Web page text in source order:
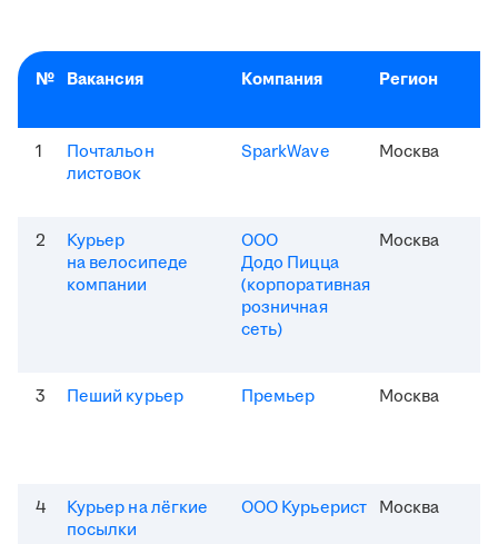
№ Вакансия Компания Регион
1
Почтальон
листовок
SparkWave Москва
2
Курьер
на велосипеде
компании
ООО
Додо Пицца
(корпоративная
розничная
сеть)
Москва
3 Пеший курьер Премьер Москва
4
Курьер на лёгкие
посылки
ООО Курьерист Москва